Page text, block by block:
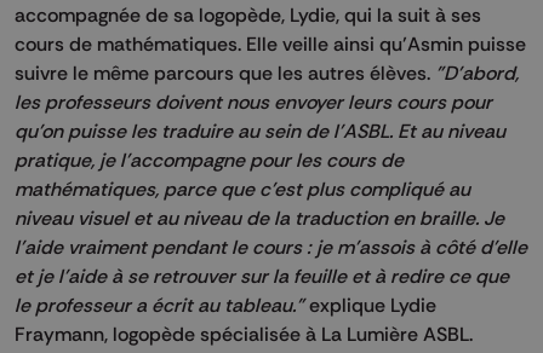
accompagnée de sa logopède, Lydie, qui la suit à ses
cours de mathématiques. Elle veille ainsi qu’Asmin puisse
suivre le même parcours que les autres élèves. "D'abord,
les professeurs doivent nous envoyer leurs cours pour
qu'on puisse les traduire au sein de l'ASBL. Et au niveau
pratique, je l'accompagne pour les cours de
mathématiques, parce que c'est plus compliqué au
niveau visuel et au niveau de la traduction en braille. Je
l'aide vraiment pendant le cours : je m'assois à côté d'elle
et je l'aide à se retrouver sur la feuille et à redire ce que
le professeur a écrit au tableau."explique Lydie
Fraymann, logopède spécialisée à La Lumière ASBL.